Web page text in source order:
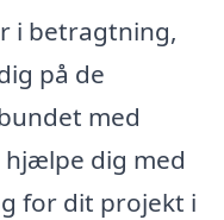
i betragtning,
på de
med
dig med
for dit projekt i